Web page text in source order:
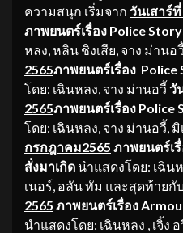
ความสนุก เริ่มจาก วันเสาร์
ภาพยนตร์เรื่อง Police
หลง, หลิน ชิงเสีย, จาง ม่านอวี้
2565ภาพยนตร์เรื่อง Police
โดย: เฉินหลง, จาง ม่านอวี้ วั
2565ภาพยนตร์เรื่อง Police
โดย: เฉินหลง, จาง ม่านอวี้,
กรกฎาคม2565 ภาพยนตร์เ
สั่งมาเกิด นำแสดงโดย: เฉิน
เนอร์, อลัน ทัม และสุดท้ายกับ
2565 ภาพยนตร์เรื่อง
นำแสดงโดย: เฉินหลง , เจิ้ง